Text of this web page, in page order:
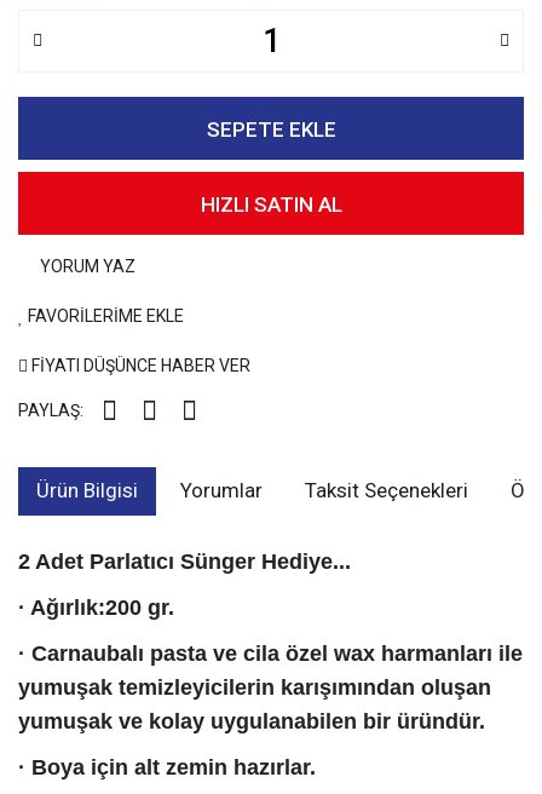
SEPETE EKLE
HIZLI SATIN AL
YORUM YAZ
FAVORİLERİME EKLE
FİYATI DÜŞÜNCE HABER VER
PAYLAŞ:
Ürün Bilgisi Yorumlar Taksit Seçenekleri
2 Adet Parlatıcı Sünger Hediye...
· Ağırlık:200 gr.
· Carnaubalı pasta ve cila özel wax harmanları ile
yumuşak temizleyicilerin karışımından oluşan
yumuşak ve kolay uygulanabilen bir üründür.
· Boya için alt zemin hazırlar.